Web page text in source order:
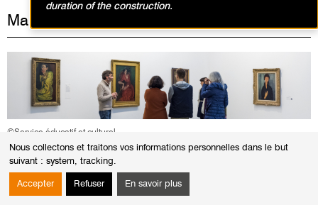
Nous collectons et traitons vos informations personnelles dans le but
suivant : system, tracking.
Accepter Refuser En savoir plus
Mardi 13 mai 2025
©Service éducatif et culturel
Visites-conférences dans l'exposition Matisse
et Marguerite
VISITES
duration of the construction.